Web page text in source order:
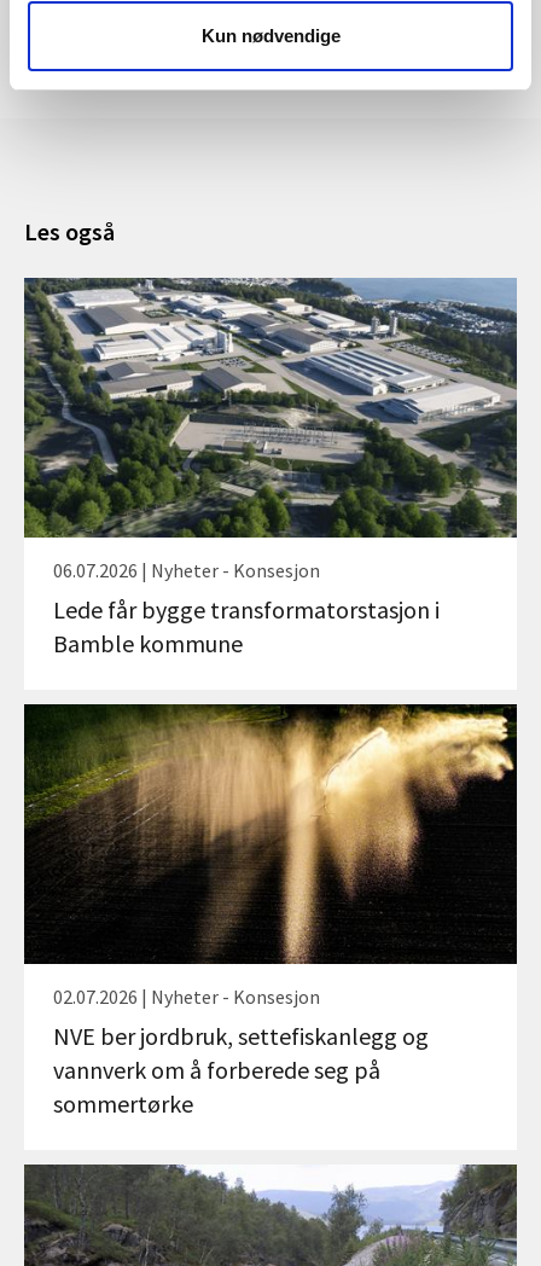
Kun nødvendige
Les også
06.07.2026 | Nyheter - Konsesjon
Lede får bygge transformatorstasjon i
Bamble kommune
02.07.2026 | Nyheter - Konsesjon
NVE ber jordbruk, settefiskanlegg og
vannverk om å forberede seg på
sommertørke